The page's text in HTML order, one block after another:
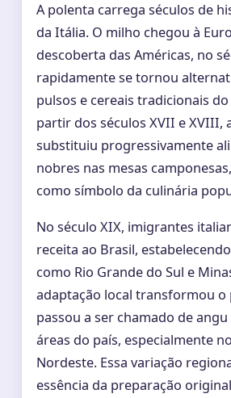
A polenta carrega séculos de
da Itália. O milho chegou à
descoberta das Américas, no
rapidamente se tornou
pulsos e cereais tradicionais
partir dos séculos XVII e XVIII,
substituiu progressivamente
nobres nas mesas
como símbolo da culinária
No século XIX, imigrantes
receita ao Brasil,
como Rio Grande do Sul e
adaptação local transformou o
passou a ser chamado de
áreas do país, especialmente
Nordeste. Essa variação
essência da preparação